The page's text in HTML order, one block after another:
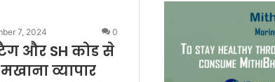
7, 2024 0
और SH कोड से
व्यापार